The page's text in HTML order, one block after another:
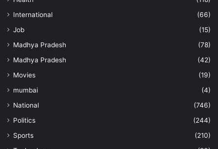
International
(66)
Job
(15)
Madhya Pradesh
(78)
Madhya Pradesh
(42)
Movies
(19)
mumbai
(4)
National
(746)
Politics
(244)
Sports
(210)